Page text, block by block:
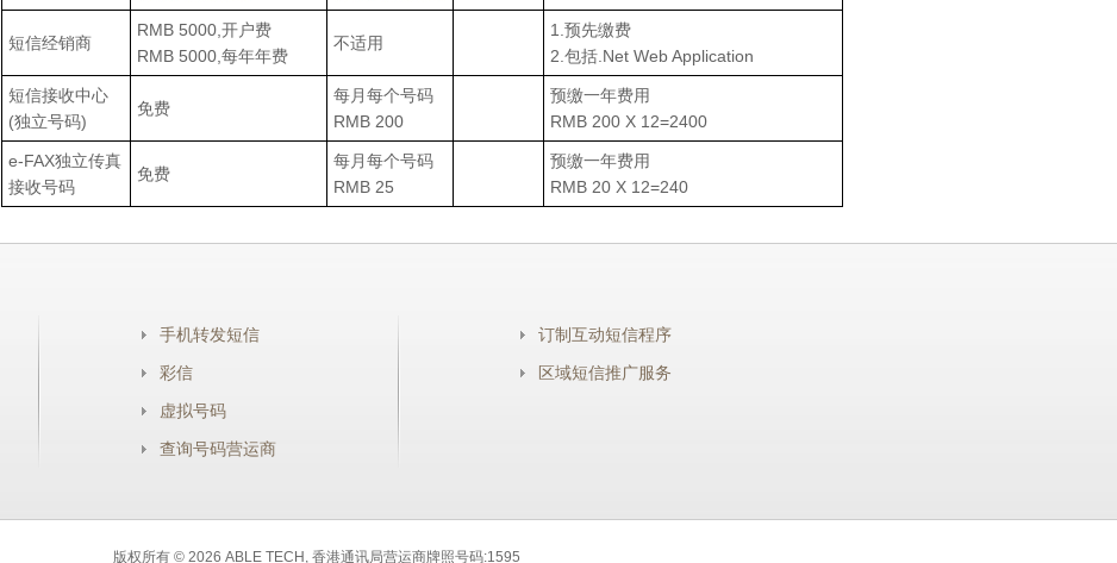
短信经销商
RMB 5000,开户费
RMB 5000,每年年费
不适用
1.预先缴费
2.包括.Net Web Application
短信接收中心
(独立号码)
免费
每月每个号码
RMB 200
预缴一年费用
RMB 200 X 12=2400
e-FAX独立传真
接收号码
免费
每月每个号码
RMB 25
预缴一年费用
RMB 20 X 12=240
手机转发短信
彩信
虚拟号码
查询号码营运商
订制互动短信程序
区域短信推广服务
版权所有 © 2026 ABLE TECH, 香港通讯局营运商牌照号码:1595